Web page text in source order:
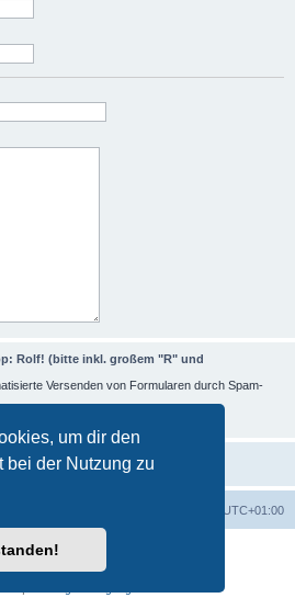
um dir den
bei der Nutzung zu
Rolf! (bitte inkl. großem "R" und
Versenden von Formularen durch Spam-
UTC+01:00
® Forum Software © phpBB Limited
phpBB.de